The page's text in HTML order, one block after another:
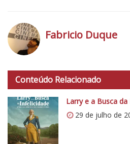
o
t
C
í
t
i
t
p
s
:
/
Fabricio Duque
Conteúdo Relacionado
Larry e a Busca
29 de julho de